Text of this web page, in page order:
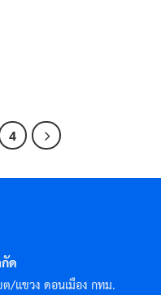
4
ด
/แขวง ดอนเมือง กทม.